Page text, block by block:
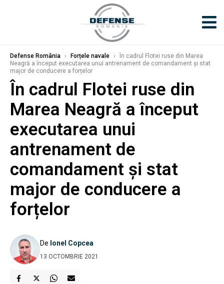
Defense România › Forțele navale ›
În cadrul Flotei ruse din Marea
Neagră a început executarea unui antrenament de comandament și stat
major de conducere a forțelor
În cadrul Flotei ruse din
Marea Neagră a început
executarea unui
antrenament de
comandament și stat
major de conducere a
forțelor
De Ionel Copcea
13 OCTOMBRIE 2021